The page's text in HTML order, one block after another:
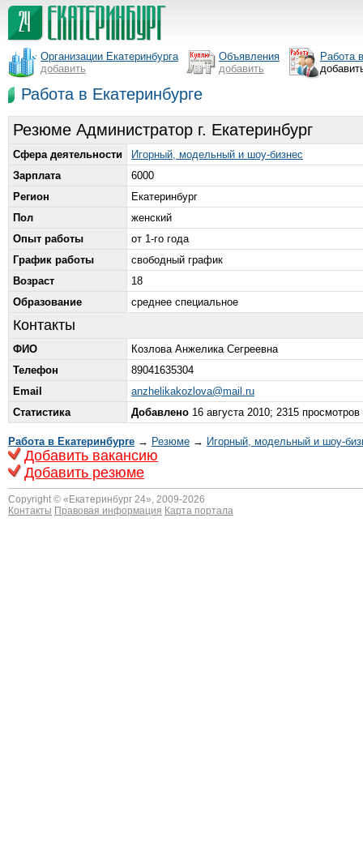
Организации Екатеринбурга
добавить
Объявления
добавить
Работа
Работа в Екатеринбурге
Резюме Администратор г. Екатеринбург
Сфера деятельности
Игорный, модельный и шоу-бизнес
Зарплата
6000
Регион
Екатеринбург
Пол
женский
Опыт работы
от 1-го года
График работы
свободный график
Возраст
18
Образование
среднее специальное
Контакты
ФИО
Козлова Анжелика Сегреевна
Телефон
89041635304
Email
anzhelikakozlova@mail.ru
Статистика
Добавлено 16 августа 2010; 2315 просмотров
Работа в Екатеринбурге → Резюме → Игорный, модельный и шоу-
Добавить вакансию
Добавить резюме
Copyright © « Екатеринбург 24», 2009-2026
Контакты Правовая информация Карта портала